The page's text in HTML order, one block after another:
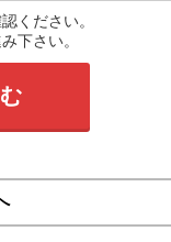
ください。
下さい。